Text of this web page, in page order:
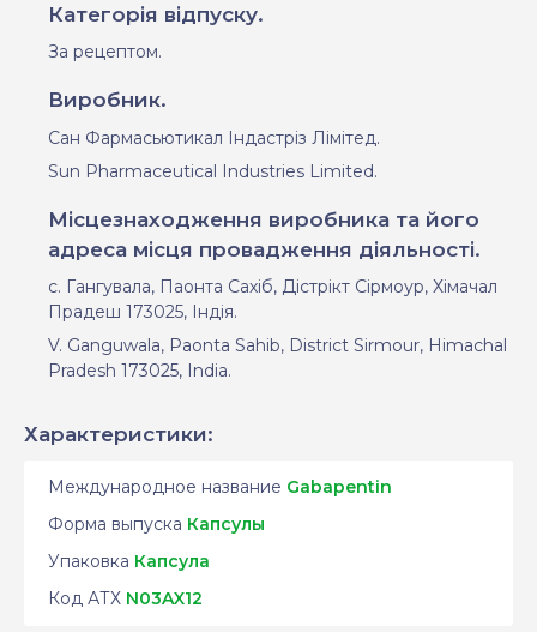
Категорія відпуску.
За рецептом.
Виробник.
Сан Фармасьютикал Індастріз Лімітед.
Sun Pharmaceutical Industries Limited.
Місцезнаходження виробника та його
адреса місця провадження діяльності.
с. Гангувала, Паонта Сахіб, Дістрікт Сірмоур, Хімачал
Прадеш 173025, Індія.
V. Ganguwala, Paonta Sahib, District Sirmour, Himachal
Pradesh 173025, India.
Характеристики:
Международное название Gabapentin
Форма выпуска Капсулы
Упаковка Капсула
Код АТХ N03AX12